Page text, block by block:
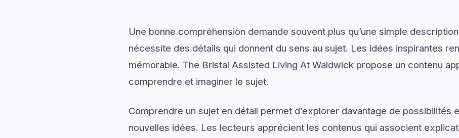
Une bonne compréhension demande souvent plus qu’une simple
nécessite des détails qui donnent du sens au sujet. Les idées inspirantes
mémorable. The Bristal Assisted Living At Waldwick propose un contenu
comprendre et imaginer le sujet.
Comprendre un sujet en détail permet d’explorer davantage de possibilités
nouvelles idées. Les lecteurs apprécient les contenus qui associent